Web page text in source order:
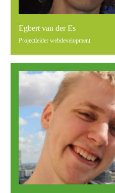
Egbert van der Es
Projectleider webdevelopment